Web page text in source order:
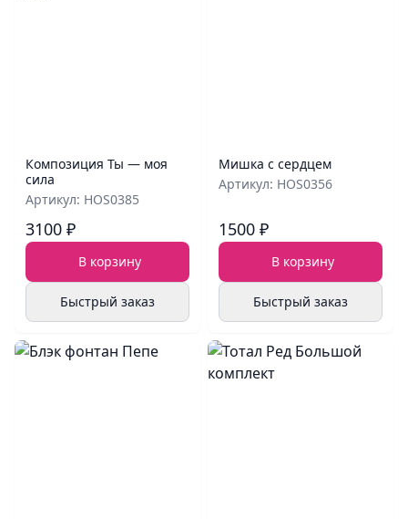
Композиция Ты — моя
сила
Артикул: HOS0385
3100 ₽
В корзину
Быстрый заказ
Мишка с сердцем
Артикул: HOS0356
1500 ₽
В корзину
Быстрый заказ